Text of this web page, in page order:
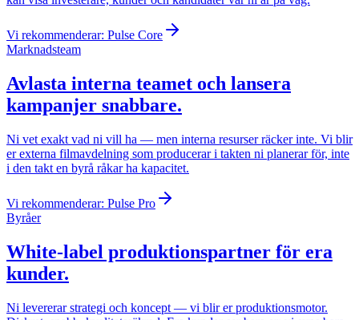
Vi rekommenderar: Pulse Core
Marknadsteam
Avlasta interna teamet och lansera
kampanjer snabbare.
Ni vet exakt vad ni vill ha — men interna resurser räcker inte. Vi blir
er externa filmavdelning som producerar i takten ni planerar för, inte
i den takt en byrå råkar ha kapacitet.
Vi rekommenderar: Pulse Pro
Byråer
White-label produktionspartner för era
kunder.
Ni levererar strategi och koncept — vi blir er produktionsmotor.